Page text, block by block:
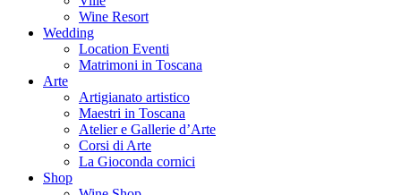
Wine Resort
Wedding
Location Eventi
Matrimoni in Toscana
Arte
Artigianato artistico
Maestri in Toscana
Atelier e Gallerie d’Arte
Corsi di Arte
La Gioconda cornici
Shop